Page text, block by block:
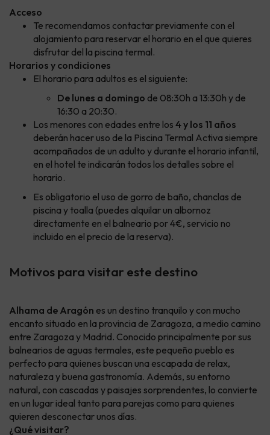
Acceso
Te recomendamos contactar previamente con el
alojamiento para reservar el horario en el que quieres
disfrutar del la piscina termal.
Horarios y condiciones
El horario para adultos es el siguiente:
De lunes a domingo de 08:30h a 13:30h y de
16:30 a 20:30.
Los menores con edades entre los 4 y los 11 años
deberán hacer uso de la Piscina Termal Activa siempre
acompañados de un adulto y durante el horario infantil,
en el hotel te indicarán todos los detalles sobre el
horario.
Es obligatorio el uso de gorro de baño, chanclas de
piscina y toalla (puedes alquilar un albornoz
directamente en el balneario por 4€, servicio no
incluido en el precio de la reserva).
Motivos para visitar este destino
Alhama de Aragón es un destino tranquilo y con mucho
encanto situado en la provincia de Zaragoza, a medio camino
entre Zaragoza y Madrid. Conocido principalmente por sus
balnearios de aguas termales, este pequeño pueblo es
perfecto para quienes buscan una escapada de relax,
naturaleza y buena gastronomía. Además, su entorno
natural, con cascadas y paisajes sorprendentes, lo convierte
en un lugar ideal tanto para parejas como para quienes
quieren desconectar unos días.
¿Qué visitar?